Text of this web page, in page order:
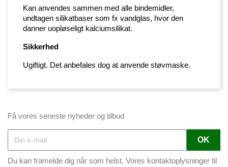
Kan anvendes sammen med alle bindemidler,
undtagen silikatbaser som fx vandglas, hvor den
danner uopløseligt kalciumsilikat.
Sikkerhed
Ugiftigt. Det anbefales dog at anvende støvmaske.
Få vores seneste nyheder og tilbud
Du kan framelde dig når som helst. Vores kontaktoplysninger til